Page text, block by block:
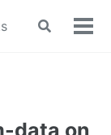
Toggle
data on